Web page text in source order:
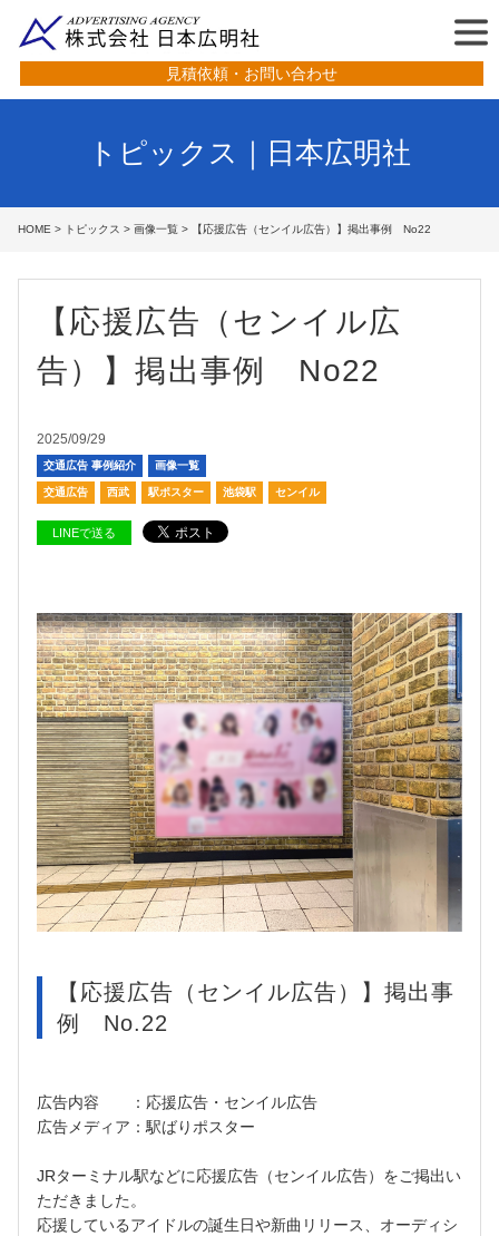
見積依頼・お問い合わせ
トピックス｜日本広明社
HOME > トピックス > 画像一覧 > 【応援広告（センイル広告）】掲出事例 No22
【応援広告（センイル広
告）】掲出事例 No22
2025/09/29
交通広告 事例紹介 画像一覧
交通広告 西武 駅ポスター 池袋駅 センイル
LINEで送る
【応援広告（センイル広告）】掲出事
例 No.22
広告内容 ：応援広告・センイル広告
広告メディア：駅ばりポスター
JRターミナル駅などに応援広告（センイル広告）をご掲出い
ただきました。
応援しているアイドルの誕生日や新曲リリース、オーディシ